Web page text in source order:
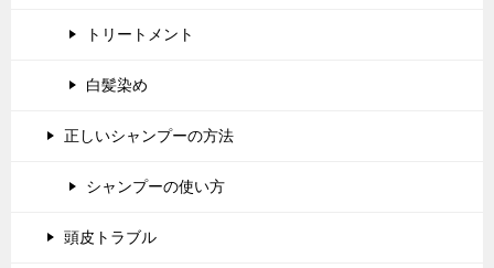
トリートメント
白髪染め
正しいシャンプーの方法
シャンプーの使い方
頭皮トラブル